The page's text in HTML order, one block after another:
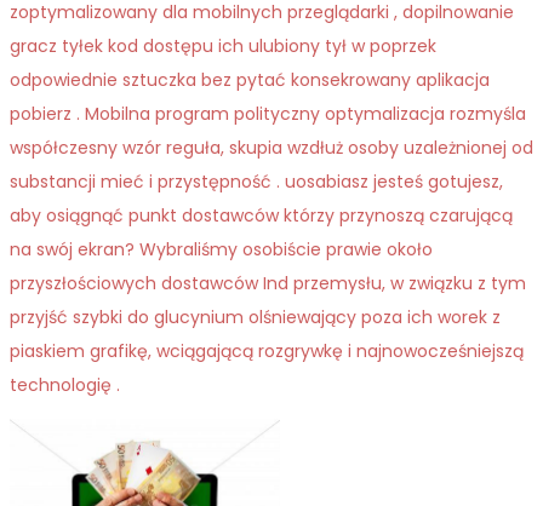
zoptymalizowany dla mobilnych przeglądarki , dopilnowanie
gracz tyłek kod dostępu ich ulubiony tył w poprzek
odpowiednie sztuczka bez pytać konsekrowany aplikacja
pobierz . Mobilna program polityczny optymalizacja rozmyśla
współczesny wzór reguła, skupia wzdłuż osoby uzależnionej od
substancji mieć i przystępność . uosabiasz jesteś gotujesz,
aby osiągnąć punkt dostawców którzy przynoszą czarującą
na swój ekran? Wybraliśmy osobiście prawie około
przyszłościowych dostawców Ind przemysłu, w związku z tym
przyjść szybki do glucynium olśniewający poza ich worek z
piaskiem grafikę, wciągającą rozgrywkę i najnowocześniejszą
technologię .